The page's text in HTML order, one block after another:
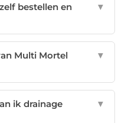
bestellen en
▼
Multi Mortel
▼
ik drainage
▼